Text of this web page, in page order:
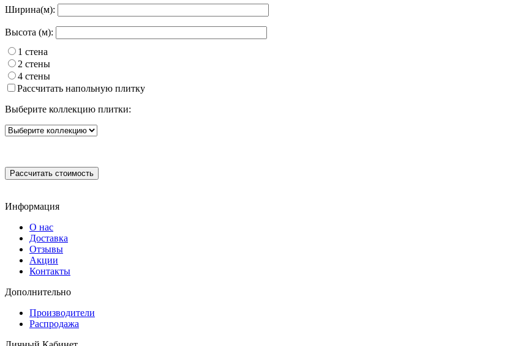
Ширина(м):
Высота (м):
1 стена
2 стены
4 стены
Рассчитать напольную плитку
Выберите коллекцию плитки:
Информация
О нас
Доставка
Отзывы
Акции
Контакты
Дополнительно
Производители
Распродажа